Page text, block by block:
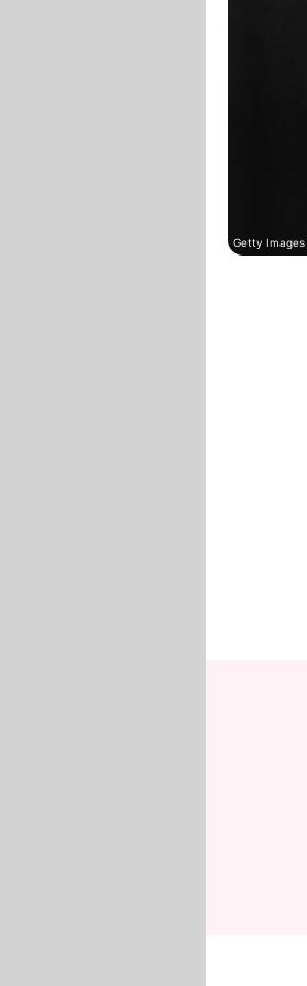
Getty Images